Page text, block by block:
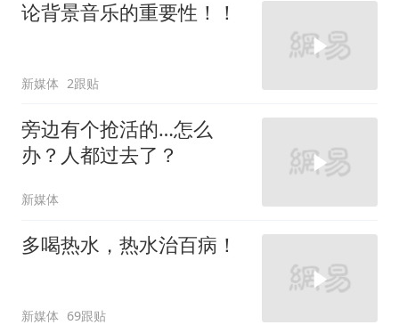
论背景音乐的重要性！！
新媒体 2跟贴
旁边有个抢活的…怎么
办？人都过去了？
新媒体
多喝热水，热水治百病！
新媒体 69跟贴